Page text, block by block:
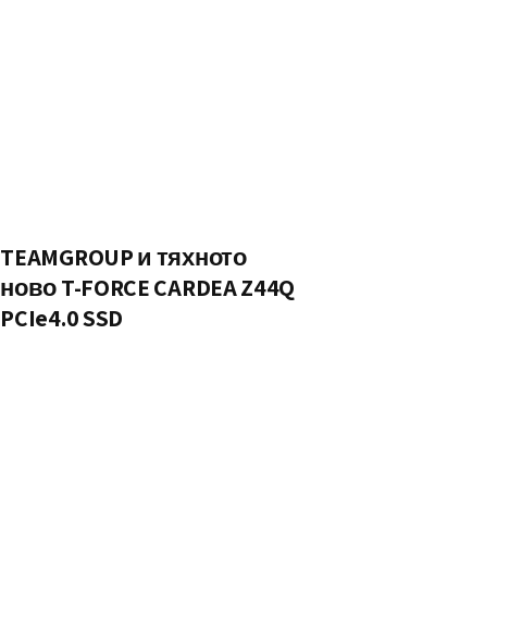
TEAMGROUP и тяхното
ново T-FORCE CARDEA Z44Q
PCIe4.0 SSD